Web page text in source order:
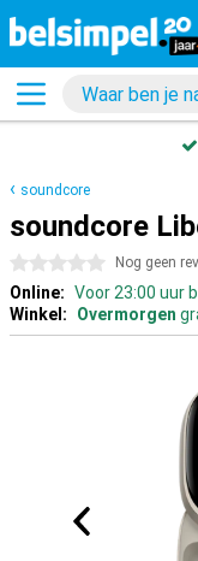
soundcore
soundcore
0 sterren Nog geen
Online: Voor 23:00 uur
Winkel:
Overmorgen